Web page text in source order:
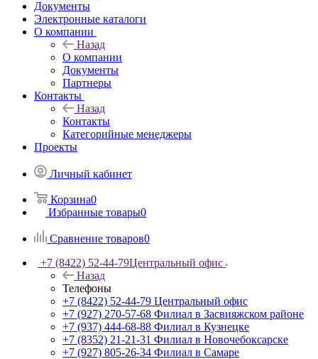
Документы
Электронные каталоги
О компании
Назад
О компании
Документы
Партнеры
Контакты
Назад
Контакты
Категорийные менеджеры
Проекты
Личный кабинет
Корзина0
Избранные товары0
Сравнение товаров0
+7 (8422) 52-44-79Центральный офис
Назад
Телефоны
+7 (8422) 52-44-79 Центральный офис
+7 (927) 270-57-68 Филиал в Засвияжском районе
+7 (937) 444-68-88 Филиал в Кузнецке
+7 (8352) 21-21-31 Филиал в Новочебоксарске
+7 (927) 805-26-34 Филиал в Самаре